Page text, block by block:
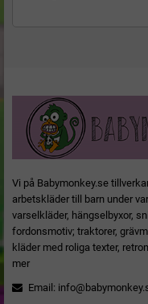
Vi på Babymonkey.se
arbetskläder till barn under
varselkläder, hängselbyxor,
fordonsmotiv; traktorer,
kläder med roliga texter,
mer
Email: